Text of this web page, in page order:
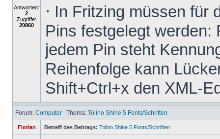
Antworten:
2
Zugriffe:
20860
⋅ In Fritzing müssen für
Pins festgelegt werden:
jedem Pin steht
Reihenfolge kann
Shift+Ctrl+x den XML-
Forum: Computer Thema: Tolino Shine 5 Fonts/Schriften
Florian Betreff des Beitrags: Tolino Shine 5 Fonts/Schriften